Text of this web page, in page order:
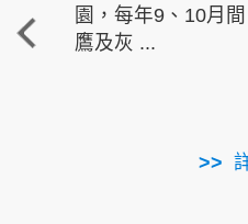
園，每年9、10月
鷹及灰 ...